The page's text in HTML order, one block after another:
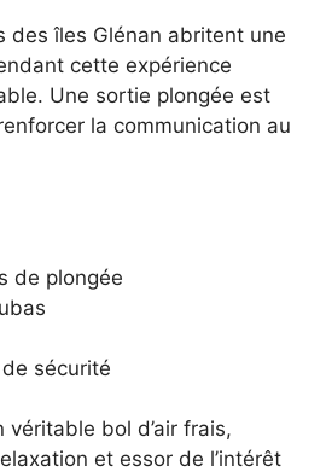
des îles Glénan abritent une
cette expérience
Une sortie plongée est
la communication au
de plongée
sécurité
bol d’air frais,
et essor de l’intérêt